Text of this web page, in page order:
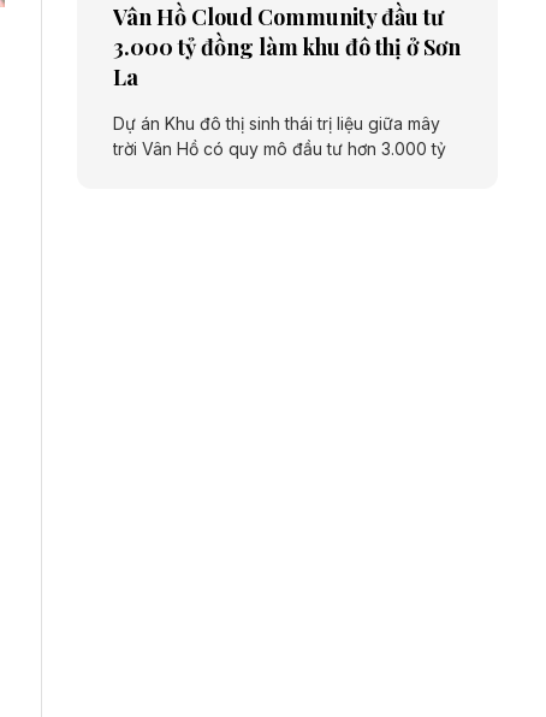
Vân Hồ Cloud Community đầu tư
3.000 tỷ đồng làm khu đô thị ở Sơn
La
Dự án Khu đô thị sinh thái trị liệu giữa mây
trời Vân Hồ có quy mô đầu tư hơn 3.000 tỷ